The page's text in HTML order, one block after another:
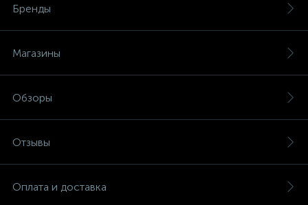
Бренды
Магазины
Обзоры
Отзывы
Оплата и доставка